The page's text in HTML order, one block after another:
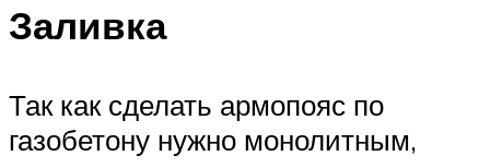
Заливка
Так как сделать армопояс по
газобетону нужно монолитным,